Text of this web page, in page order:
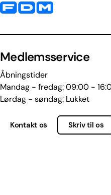
Yderligere information og
Medlemsservice
Åbningstider
Mandag - fredag: 09:00 -
Lørdag - søndag: Lukket
Kontakt os Skriv til os